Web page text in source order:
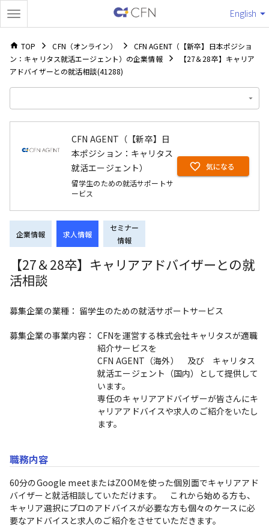
English
TOP CFN（オンライン）
CFN AGENT（【新卒】日本ポジショ
ン：キャリタス就活エージェント）の企業情報
【27＆28卒】キャリア
アドバイザーとの就活相談(41288)
CFN AGENT（【新卒】日
本ポジション：キャリタス
就活エージェント）
留学生のための就活サポートサ
ービス
気になる
企業情報 求人情報
セミナー
情報
【27＆28卒】キャリアアドバイザーとの就
活相談
募集企業の業種： 留学生のための就活サポートサービス
募集企業の事業内容： CFNを運営する株式会社キャリタスが適職
紹介サービスを
CFN AGENT（海外）　及び　キャリタス
就活エージェント（国内）として提供して
います。
専任のキャリアアドバイザーが皆さんにキ
ャリアアドバイスや求人のご紹介をいたし
ます。
職務内容
60分のGoogle meetまたはZOOMを使った個別面でキャリアアド
バイザーと就活相談していただけます。　これから始める方も、
キャリア選択にプロのアドバイスが必要な方も個々のケースに必
要なアドバイスと求人のご紹介をさせていただきます。